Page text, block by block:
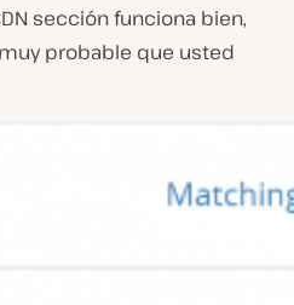
sección funciona bien,
probable que usted